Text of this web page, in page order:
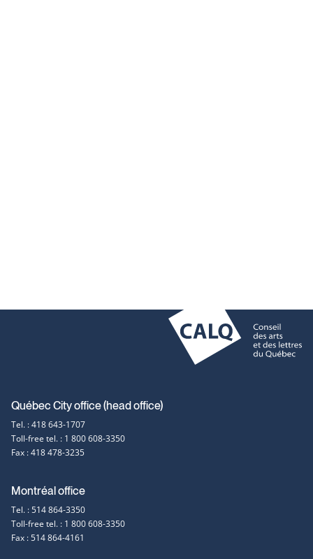
Contact
information
Québec City office (head office)
Tel. : 418 643-1707
Toll-free tel. : 1 800 608-3350
Fax : 418 478-3235
Montréal office
Tel. : 514 864-3350
Toll-free tel. : 1 800 608-3350
Fax : 514 864-4161